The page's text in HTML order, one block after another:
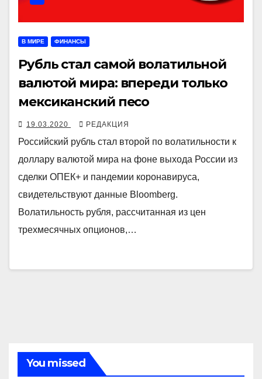
В МИРЕ ФИНАНСЫ
Рубль стал самой волатильной
валютой мира: впереди только
мексиканский песо
19.03.2020 РЕДАКЦИЯ
Российский рубль стал второй по волатильности к
доллару валютой мира на фоне выхода России из
сделки ОПЕК+ и пандемии коронавируса,
свидетельствуют данные Bloomberg.
Волатильность рубля, рассчитанная из цен
трехмесячных опционов,…
You missed